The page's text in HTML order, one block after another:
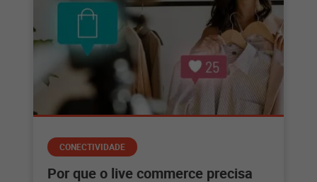
CONECTIVIDADE
Por que o live commerce precisa